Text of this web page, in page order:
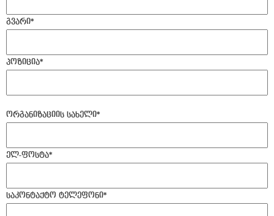
გვარი*
პოზიცია*
ორგანიზაციის სახელი*
ელ-ფოსტა*
საკონტაქტო ტელეფონი*